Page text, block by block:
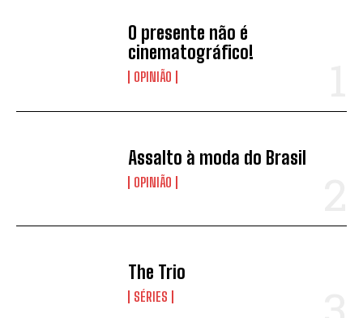
O presente não é
cinematográfico!
OPINIÃO
Assalto à moda do Brasil
OPINIÃO
The Trio
SÉRIES